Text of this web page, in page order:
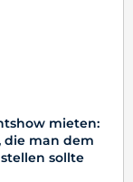
mieten:
die man dem
sollte